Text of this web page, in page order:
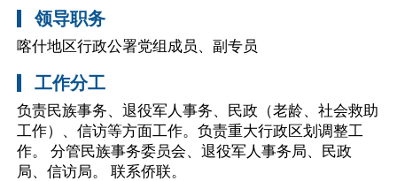
领导职务
喀什地区行政公署党组成员、副专员
工作分工
负责民族事务、退役军人事务、民政（老龄、社会救助
工作）、信访等方面工作。负责重大行政区划调整工
作。 分管民族事务委员会、退役军人事务局、民政
局、信访局。 联系侨联。